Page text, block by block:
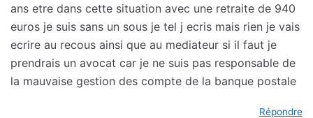
ans etre dans cette situation avec une retraite de 940
euros je suis sans un sous je tel j ecris mais rien je vais
ecrire au recous ainsi que au mediateur si il faut je
prendrais un avocat car je ne suis pas responsable de
la mauvaise gestion des compte de la banque postale
Répondre